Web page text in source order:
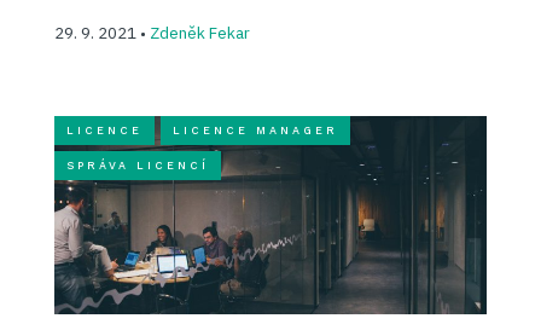
29. 9. 2021 • Zdeněk Fekar
LICENCE LICENCE MANAGER
SPRÁVA LICENCÍ